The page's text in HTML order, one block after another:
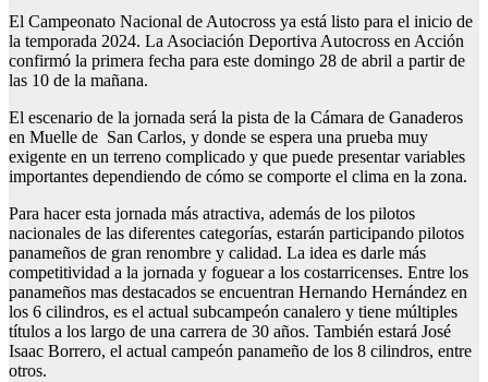
El Campeonato Nacional de Autocross ya está listo para el inicio de
la temporada 2024. La Asociación Deportiva Autocross en Acción
confirmó la primera fecha para este domingo 28 de abril a partir de
las 10 de la mañana.
El escenario de la jornada será la pista de la Cámara de Ganaderos
en Muelle de San Carlos, y donde se espera una prueba muy
exigente en un terreno complicado y que puede presentar variables
importantes dependiendo de cómo se comporte el clima en la zona.
Para hacer esta jornada más atractiva, además de los pilotos
nacionales de las diferentes categorías, estarán participando pilotos
panameños de gran renombre y calidad. La idea es darle más
competitividad a la jornada y foguear a los costarricenses. Entre los
panameños mas destacados se encuentran Hernando Hernández en
los 6 cilindros, es el actual subcampeón canalero y tiene múltiples
títulos a los largo de una carrera de 30 años. También estará José
Isaac Borrero, el actual campeón panameño de los 8 cilindros, entre
otros.